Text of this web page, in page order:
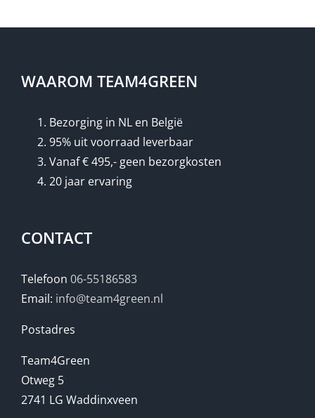
WAAROM TEAM4GREEN
Bezorging in NL en België
95% uit voorraad leverbaar
Vanaf € 495,- geen bezorgkosten
20 jaar ervaring
CONTACT
Telefoon 06-55186583
Email: info@team4green.nl
Postadres
Team4Green
Otweg 5
2741 LG Waddinxveen